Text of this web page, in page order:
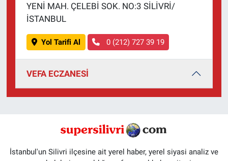
YENİ MAH. ÇELEBİ SOK. NO:3 SİLİVRİ/
İSTANBUL
Yol Tarifi Al 0 (212) 727 39 19
VEFA ECZANESİ
İstanbul'un Silivri ilçesine ait yerel haber, yerel siyasi analiz ve